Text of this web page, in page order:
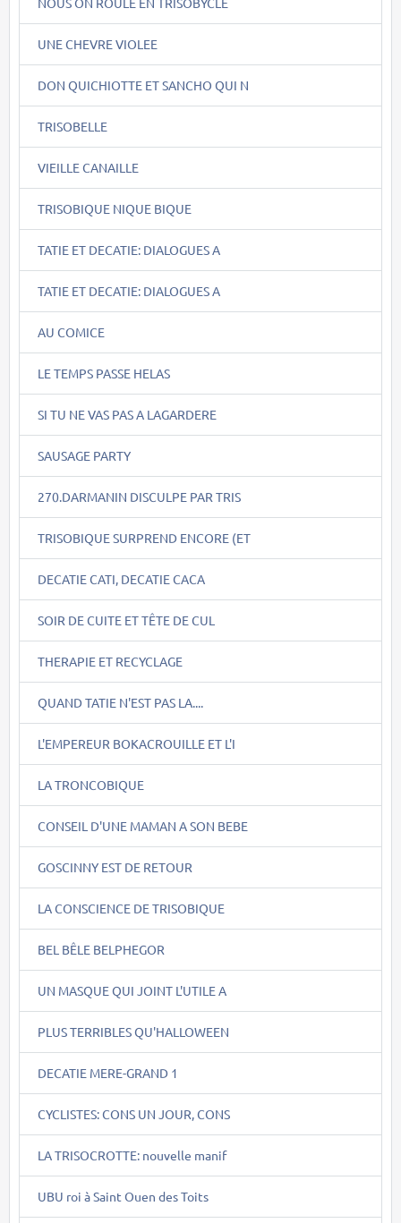
UNE CHEVRE VIOLEE
DON QUICHIOTTE ET SANCHO QUI N
TRISOBELLE
VIEILLE CANAILLE
TRISOBIQUE NIQUE BIQUE
TATIE ET DECATIE: DIALOGUES A
TATIE ET DECATIE: DIALOGUES A
AU COMICE
LE TEMPS PASSE HELAS
SI TU NE VAS PAS A LAGARDERE
SAUSAGE PARTY
270.DARMANIN DISCULPE PAR TRIS
TRISOBIQUE SURPREND ENCORE (ET
DECATIE CATI, DECATIE CACA
SOIR DE CUITE ET TÊTE DE CUL
THERAPIE ET RECYCLAGE
QUAND TATIE N'EST PAS LA....
L'EMPEREUR BOKACROUILLE ET L'I
LA TRONCOBIQUE
CONSEIL D'UNE MAMAN A SON BEBE
GOSCINNY EST DE RETOUR
LA CONSCIENCE DE TRISOBIQUE
BEL BÊLE BELPHEGOR
UN MASQUE QUI JOINT L'UTILE A
PLUS TERRIBLES QU'HALLOWEEN
DECATIE MERE-GRAND 1
CYCLISTES: CONS UN JOUR, CONS
LA TRISOCROTTE: nouvelle manif
UBU roi à Saint Ouen des Toits